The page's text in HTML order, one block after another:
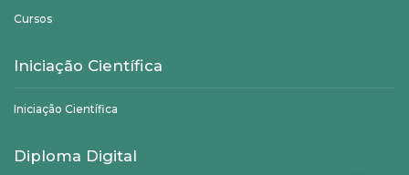
Cursos
Iniciação Científica
Iniciação Científica
Diploma Digital